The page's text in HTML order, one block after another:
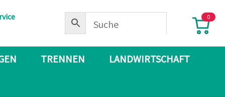
0
TRENNEN LANDWIRTSCHAFT